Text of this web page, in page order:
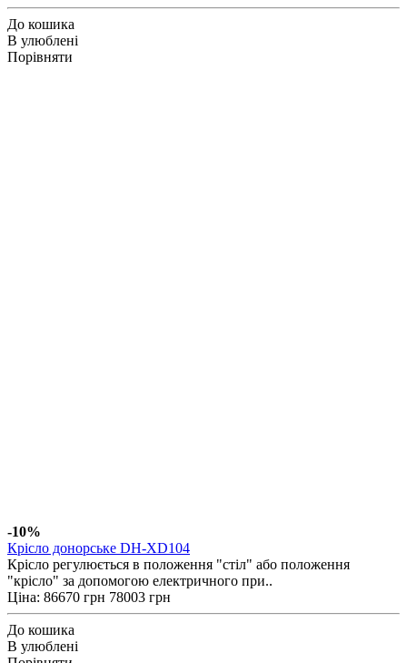
До кошика
В улюблені
Порівняти
-10%
Крісло донорське DH-XD104
Крісло регулюється в положення "стіл" або положення
"крісло" за допомогою електричного при..
Ціна: 86670 грн 78003 грн
До кошика
В улюблені